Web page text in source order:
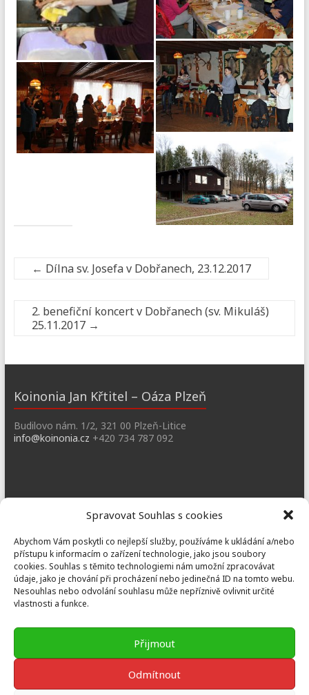
Spravovat Souhlas s cookies
Abychom Vám poskytli co nejlepší služby, používáme k ukládání a/nebo
přístupu k informacím o zařízení technologie, jako jsou soubory
cookies. Souhlas s těmito technologiemi nám umožní zpracovávat
údaje, jako je chování při procházení nebo jedinečná ID na tomto webu.
Nesouhlas nebo odvolání souhlasu může nepříznivě ovlivnit určité
vlastnosti a funkce.
Přijmout
Odmítnout
← Dílna sv. Josefa v Dobřanech, 23.12.2017
2. benefiční koncert v Dobřanech (sv. Mikuláš)
25.11.2017 →
Koinonia Jan Křtitel – Oáza Plzeň
Budilovo nám. 1/2, 321 00 Plzeň-Litice
info@koinonia.cz +420 734 787 092
dobrany@koinonia.cz+420 733 741 190
Prusiny
Nebílovy 36, Nebílovy 332 04
prusiny@koinonia.cz
+420 605 232 788